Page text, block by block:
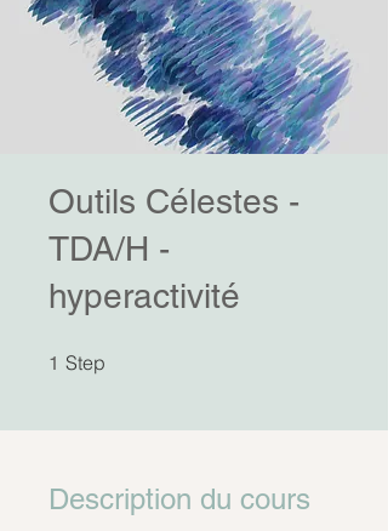
Outils Célestes -
TDA/H -
hyperactivité
1 Step
Description du cours